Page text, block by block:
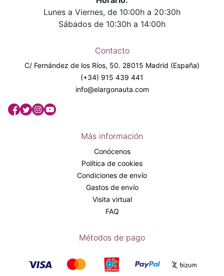
Lunes a Viernes, de 10:00h a 20:30h
Sábados de 10:30h a 14:00h
Contacto
C/ Fernández de los Ríos, 50. 28015 Madrid (España)
(+34) 915 439 441
info@elargonauta.com
Más información
Conócenos
Política de cookies
Condiciones de envío
Gastos de envío
Visita virtual
FAQ
Métodos de pago